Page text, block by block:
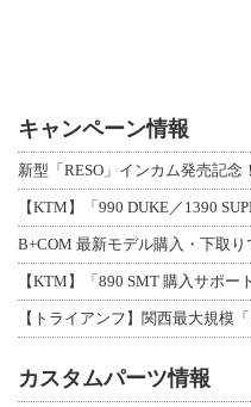
キャンペーン情報
【KTM】「990 DUKE／1390
【KTM】「890 SMT 購入サポ
カスタムパーツ情報